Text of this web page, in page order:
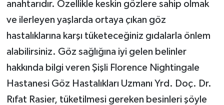
anahtarıdır. Özellikle keskin gözlere sahip olmak
ve ilerleyen yaşlarda ortaya çıkan göz
hastalıklarına karşı tüketeceğiniz gıdalarla önlem
alabilirsiniz. Göz sağlığına iyi gelen belinler
hakkında bilgi veren Şişli Florence Nightingale
Hastanesi Göz Hastalıkları Uzmanı Yrd. Doç. Dr.
Rıfat Rasier, tüketilmesi gereken besinleri şöyle